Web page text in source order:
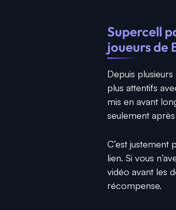
Supercell
joueurs de
Depuis
plus attentifs
mis en avant
seulement
C’est justement
lien. Si vous
vidéo avant les
récompense.